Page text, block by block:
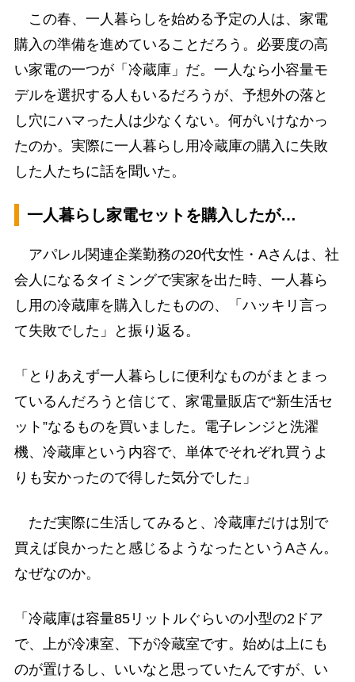
この春、一人暮らしを始める予定の人は、家電
購入の準備を進めていることだろう。必要度の高
い家電の一つが「冷蔵庫」だ。一人なら小容量モ
デルを選択する人もいるだろうが、予想外の落と
し穴にハマった人は少なくない。何がいけなかっ
たのか。実際に一人暮らし用冷蔵庫の購入に失敗
した人たちに話を聞いた。
一人暮らし家電セットを購入したが…
アパレル関連企業勤務の20代女性・Aさんは、社
会人になるタイミングで実家を出た時、一人暮ら
し用の冷蔵庫を購入したものの、「ハッキリ言っ
て失敗でした」と振り返る。
「とりあえず一人暮らしに便利なものがまとまっ
ているんだろうと信じて、家電量販店で“新生活セ
ット”なるものを買いました。電子レンジと洗濯
機、冷蔵庫という内容で、単体でそれぞれ買うよ
りも安かったので得した気分でした」
ただ実際に生活してみると、冷蔵庫だけは別で
買えば良かったと感じるようなったというAさん。
なぜなのか。
「冷蔵庫は容量85リットルぐらいの小型の2ドア
で、上が冷凍室、下が冷蔵室です。始めは上にも
のが置けるし、いいなと思っていたんですが、い